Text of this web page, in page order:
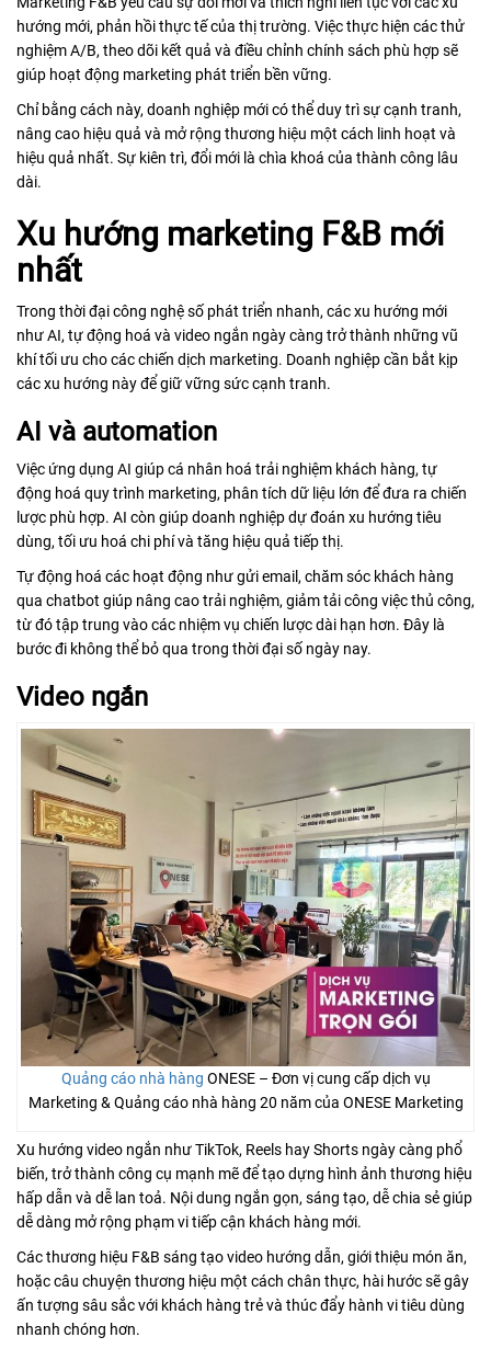
hướng mới, phản hồi thực tế của thị trường. Việc thực hiện các thử
nghiệm A/B, theo dõi kết quả và điều chỉnh chính sách phù hợp sẽ
giúp hoạt động marketing phát triển bền vững.
Chỉ bằng cách này, doanh nghiệp mới có thể duy trì sự cạnh tranh,
nâng cao hiệu quả và mở rộng thương hiệu một cách linh hoạt và
hiệu quả nhất. Sự kiên trì, đổi mới là chìa khoá của thành công lâu
dài.
Xu hướng marketing F&B mới
nhất
Trong thời đại công nghệ số phát triển nhanh, các xu hướng mới
như AI, tự động hoá và video ngắn ngày càng trở thành những vũ
khí tối ưu cho các chiến dịch marketing. Doanh nghiệp cần bắt kịp
các xu hướng này để giữ vững sức cạnh tranh.
AI và automation
Việc ứng dụng AI giúp cá nhân hoá trải nghiệm khách hàng, tự
động hoá quy trình marketing, phân tích dữ liệu lớn để đưa ra chiến
lược phù hợp. AI còn giúp doanh nghiệp dự đoán xu hướng tiêu
dùng, tối ưu hoá chi phí và tăng hiệu quả tiếp thị.
Tự động hoá các hoạt động như gửi email, chăm sóc khách hàng
qua chatbot giúp nâng cao trải nghiệm, giảm tải công việc thủ công,
từ đó tập trung vào các nhiệm vụ chiến lược dài hạn hơn. Đây là
bước đi không thể bỏ qua trong thời đại số ngày nay.
Video ngắn
Quảng cáo nhà hàng ONESE – Đơn vị cung cấp dịch vụ
Marketing & Quảng cáo nhà hàng 20 năm của ONESE Marketing
Xu hướng video ngắn như TikTok, Reels hay Shorts ngày càng phổ
biến, trở thành công cụ mạnh mẽ để tạo dựng hình ảnh thương hiệu
hấp dẫn và dễ lan toả. Nội dung ngắn gọn, sáng tạo, dễ chia sẻ giúp
dễ dàng mở rộng phạm vi tiếp cận khách hàng mới.
Các thương hiệu F&B sáng tạo video hướng dẫn, giới thiệu món ăn,
hoặc câu chuyện thương hiệu một cách chân thực, hài hước sẽ gây
ấn tượng sâu sắc với khách hàng trẻ và thúc đẩy hành vi tiêu dùng
nhanh chóng hơn.